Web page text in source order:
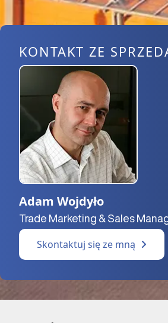
KONTAKT ZE
Adam Wojdyło
Trade Marketing & Sales
Skontaktuj się ze mną